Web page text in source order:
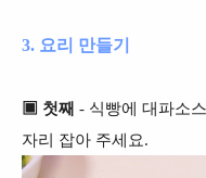
3. 요리 만들기
▣ 첫째 - 식빵에 대파소
자리 잡아 주세요.